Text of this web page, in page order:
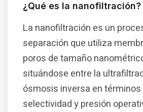
¿Qué es la nanofiltración?
La nanofiltración es un
separación que utiliza
poros de tamaño
situándose entre la
ósmosis inversa en términos
selectividad y presión